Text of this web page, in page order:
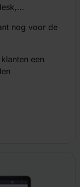
nog voor de
een